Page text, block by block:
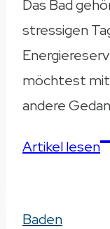
Das Bad
stressigen
möchtest mit
andere
Artikel lesen
Baden